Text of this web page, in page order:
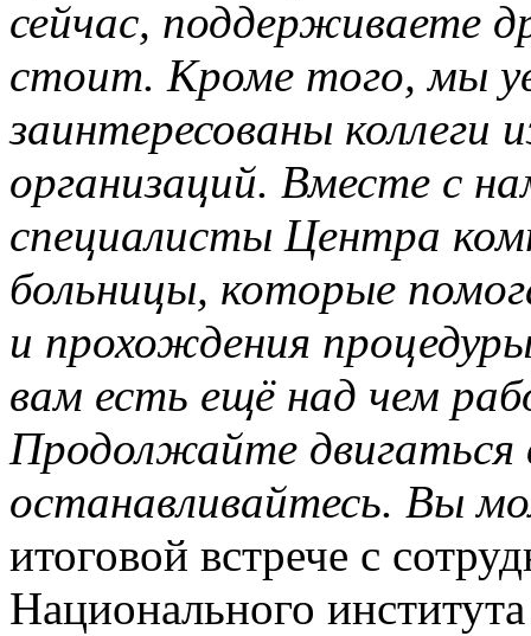
сейчас, поддерживаете
стоит. Кроме того, мы
заинтересованы коллеги
организаций. Вместе с
специалисты Центра
больницы, которые
и прохождения
вам есть ещё над чем
Продолжайте двигаться
останавливайтесь. Вы
итоговой встрече с
Национального